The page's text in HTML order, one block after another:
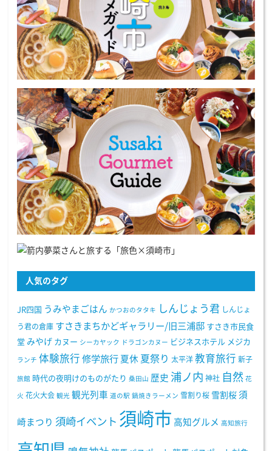
人気のタグ
JR四国 うみやまごはん かつおのタタキ しんじょう君 しんじょ
う君の倉庫 すさきまちかどギャラリー/旧三浦邸 すさき市民食
堂 みやげ カヌー シーカヤック ドラゴンカヌー ビジネスホテル メジカ
ランチ 体験旅行 修学旅行 夏休 夏祭り 太平洋 教育旅行 新子
旅館 時代の夜明けのものがたり 桑田山 歴史 浦ノ内 神社 自然 花
火 花火大会 観光 観光列車 道の駅 鍋焼きラーメン 雪割り桜 雪割桜 須
崎まつり 須崎イベント 須崎市 高知グルメ 高知旅行